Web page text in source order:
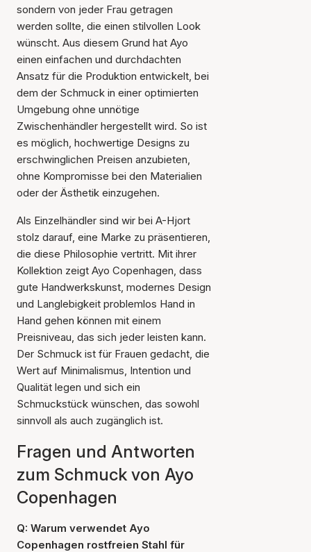
sondern von jeder Frau getragen
werden sollte, die einen stilvollen Look
wünscht. Aus diesem Grund hat Ayo
einen einfachen und durchdachten
Ansatz für die Produktion entwickelt, bei
dem der Schmuck in einer optimierten
Umgebung ohne unnötige
Zwischenhändler hergestellt wird. So ist
es möglich, hochwertige Designs zu
erschwinglichen Preisen anzubieten,
ohne Kompromisse bei den Materialien
oder der Ästhetik einzugehen.
Als Einzelhändler sind wir bei A-Hjort
stolz darauf, eine Marke zu präsentieren,
die diese Philosophie vertritt. Mit ihrer
Kollektion zeigt Ayo Copenhagen, dass
gute Handwerkskunst, modernes Design
und Langlebigkeit problemlos Hand in
Hand gehen können mit einem
Preisniveau, das sich jeder leisten kann.
Der Schmuck ist für Frauen gedacht, die
Wert auf Minimalismus, Intention und
Qualität legen und sich ein
Schmuckstück wünschen, das sowohl
sinnvoll als auch zugänglich ist.
Fragen und Antworten
zum Schmuck von Ayo
Copenhagen
Q: Warum verwendet Ayo
Copenhagen rostfreien Stahl für